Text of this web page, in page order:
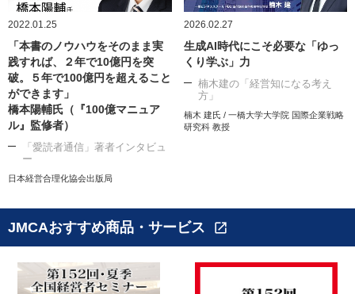
2022.01.25
「本書のノウハウをそのまま実
践すれば、２年で10億円を突
破。５年で100億円を超えること
ができます」
橋本陽輔氏（『100億マニュア
ル』監修者）
「愛読者通信」著者インタビュ
ー
日本経営合理化協会出版局
2026.02.27
生成AI時代にこそ必要な「ゆっ
くり学ぶ」力
楠木建の「経営知になる考え
方」
楠木 建氏 / 一橋大学大学院 国際企業戦略
研究科 教授
JMCAおすすめ商品・サービス open_in_new